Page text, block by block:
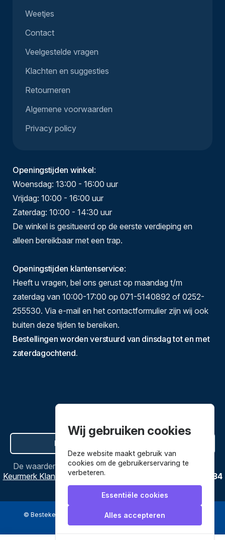
Weetjes
Contact
Veelgestelde vragen
Klachten en suggesties
Retourneren
Algemene voorwaarden
Privacy policy
Openingstijden winkel:
Woensdag: 13:00 - 16:00 uur
Vrijdag: 10:00 - 16:00 uur
Zaterdag: 10:00 - 14:30 uur
De winkel is gesitueerd op de eerste verdieping en
alleen bereikbaar met een trap.
Openingstijden klantenservice:
Heeft u vragen, bel ons gerust op maandag t/m
zaterdag van 10:00-17:00 op 071-5140892 of 0252-
255530. Via e-mail en het contactformulier zijn wij ook
buiten deze tijden te bereiken.
Bestellingen worden verstuurd van dinsdag tot en met
zaterdagochtend.
Hier de overeenkomst ontbinden
De waardering vanBestekenpannen.nlbijWebwinkel
Keurmerk Klantbeoordelingen
3634
reviews.
© Bestekenpannen.nl 2026 een webshop van
Wij gebruiken cookies
Deze website maakt gebruik van
cookies om de gebruikerservaring te
verbeteren.
Essentiële cookies
Alles accepteren